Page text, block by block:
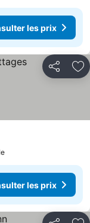
les prix
Partager
les prix